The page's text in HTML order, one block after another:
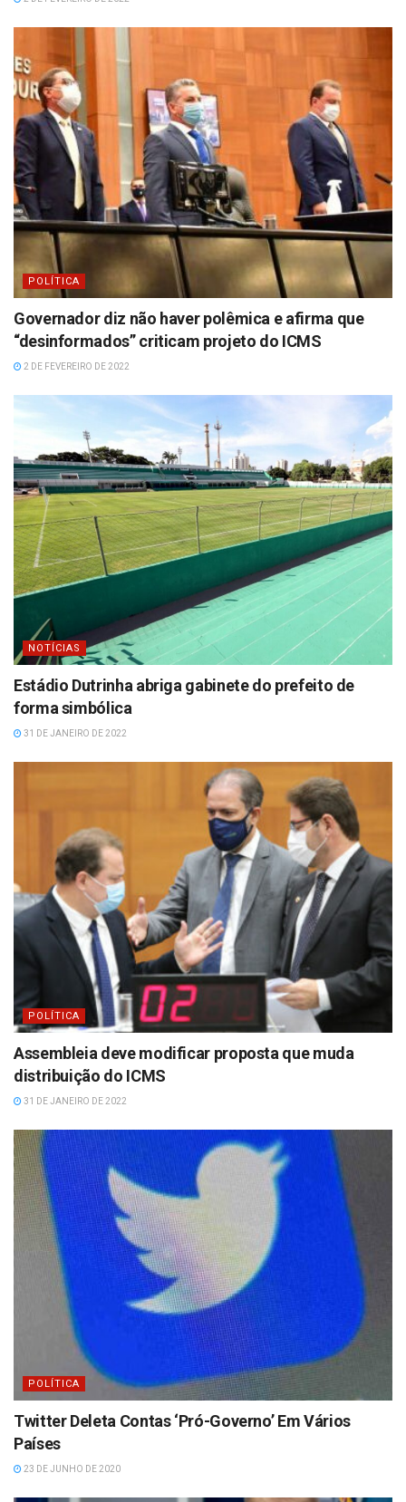
POLÍTICA
Governador diz não haver polêmica e afirma que
“desinformados” criticam projeto do ICMS
2 DE FEVEREIRO DE 2022
NOTÍCIAS
Estádio Dutrinha abriga gabinete do prefeito de
forma simbólica
31 DE JANEIRO DE 2022
POLÍTICA
Assembleia deve modificar proposta que muda
distribuição do ICMS
31 DE JANEIRO DE 2022
POLÍTICA
Twitter Deleta Contas ‘Pró-Governo’ Em Vários
Países
23 DE JUNHO DE 2020